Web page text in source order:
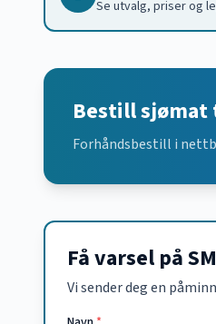
Se utvalg, priser og
Bestill
Forhåndsbestill i
Få varsel på
Vi sender deg en